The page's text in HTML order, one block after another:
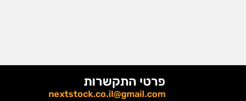
פרטי התקשרות
nextstock.co.il@gmail.com